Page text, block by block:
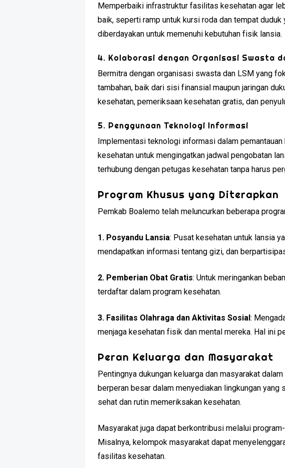
Memperbaiki infrastruktur fasilitas kesehatan agar
baik, seperti ramp untuk kursi roda dan tempat
diberdayakan untuk memenuhi kebutuhan fisik lansia.
4. Kolaborasi dengan Organisasi Swasta
Bermitra dengan organisasi swasta dan LSM yang
tambahan, baik dari sisi finansial maupun jaringan
kesehatan, pemeriksaan kesehatan gratis, dan
5. Penggunaan Teknologi Informasi
Implementasi teknologi informasi dalam
kesehatan untuk mengingatkan jadwal pengobatan
terhubung dengan petugas kesehatan tanpa harus
Program Khusus yang Diterapkan
Pemkab Boalemo telah meluncurkan beberapa
1. Posyandu Lansia: Pusat kesehatan untuk lansia
mendapatkan informasi tentang gizi, dan
2. Pemberian Obat Gratis: Untuk meringankan
terdaftar dalam program kesehatan.
3. Fasilitas Olahraga dan Aktivitas Sosial:
menjaga kesehatan fisik dan mental mereka. Hal ini
Peran Keluarga dan Masyarakat
Pentingnya dukungan keluarga dan masyarakat
berperan besar dalam menyediakan lingkungan
sehat dan rutin memeriksakan kesehatan.
Masyarakat juga dapat berkontribusi melalui
Misalnya, kelompok masyarakat dapat
fasilitas kesehatan.